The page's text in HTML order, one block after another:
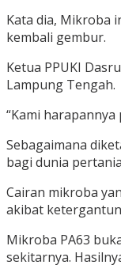
Kata dia, Mikroba
kembali gembur.
Ketua PPUKI
Lampung Tengah.
“Kami
Sebagaimana
bagi dunia
Cairan mikroba
akibat
Mikroba PA63
sekitarnya.